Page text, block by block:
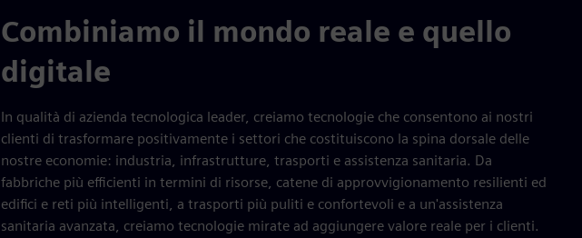
Combiniamo il mondo reale e quello
digitale
In qualità di azienda tecnologica leader, creiamo tecnologie che consentono ai nostri
clienti di trasformare positivamente i settori che costituiscono la spina dorsale delle
nostre economie: industria, infrastrutture, trasporti e assistenza sanitaria. Da
fabbriche più efficienti in termini di risorse, catene di approvvigionamento resilienti ed
edifici e reti più intelligenti, a trasporti più puliti e confortevoli e a un'assistenza
sanitaria avanzata, creiamo tecnologie mirate ad aggiungere valore reale per i clienti.